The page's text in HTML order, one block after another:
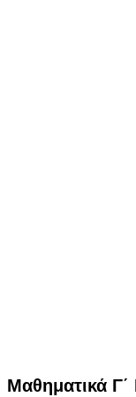
Μαθηματικά